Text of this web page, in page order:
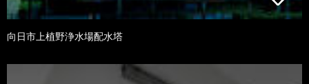
向日市上植野浄水場配水塔